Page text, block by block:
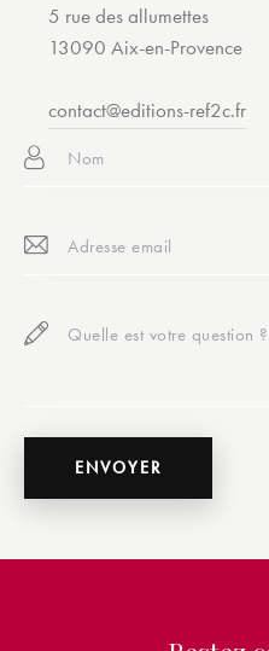
5 rue des allumettes
13090 Aix-en-Provence
contact@editions-ref2c.fr